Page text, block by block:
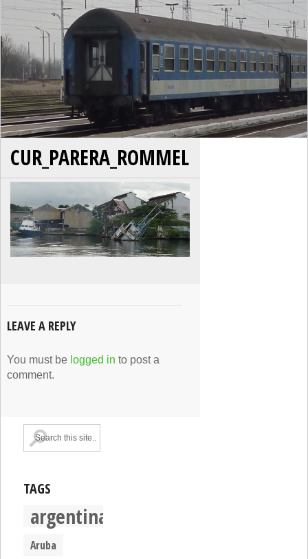
CUR_PARERA_ROMMEL
LEAVE A REPLY
You must be logged in to post a
comment.
TAGS
argentina
Aruba